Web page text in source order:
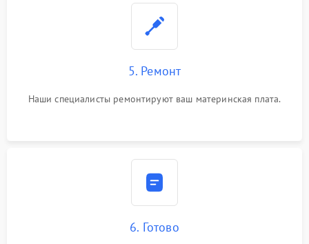
5. Ремонт
Наши специалисты ремонтируют ваш материнская плата.
6. Готово